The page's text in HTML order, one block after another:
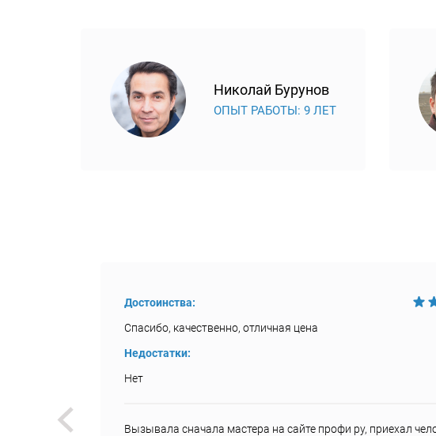
Николай Бурунов
ОПЫТ РАБОТЫ: 9 ЛЕТ
Достоинства:
Спасибо, качественно, отличная цена
Недостатки:
Нет
Вызывала сначала мастера на сайте профи ру, приехал